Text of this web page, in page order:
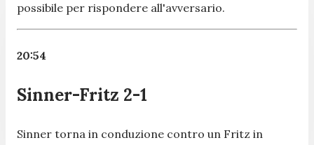
possibile per rispondere all'avversario.
20:54
Sinner-Fritz 2-1
Sinner torna in conduzione contro un Fritz in